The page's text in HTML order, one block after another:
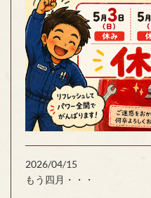
2026/04/15
もう四月・・・